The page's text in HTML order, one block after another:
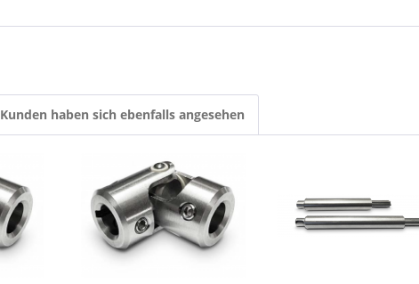
Kunden haben sich ebenfalls angesehen